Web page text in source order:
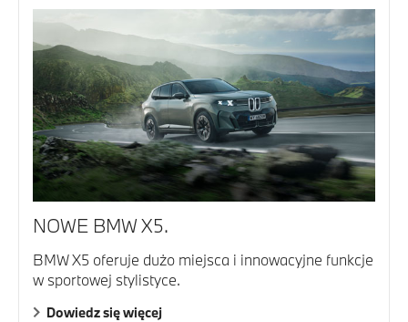
NOWE BMW X5.
BMW X5 oferuje dużo miejsca i innowacyjne funkcje
w sportowej stylistyce.
Dowiedz się więcej